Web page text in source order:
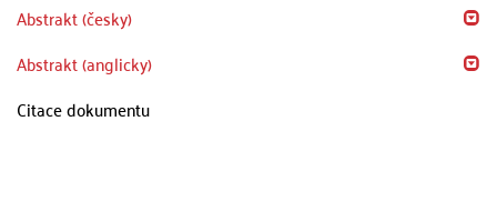
Abstrakt (česky)
Abstrakt (anglicky)
Citace dokumentu